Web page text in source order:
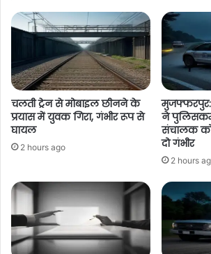
चलती ट्रेन से मोबाइल छीनने के
प्रयास में युवक गिरा, गंभीर रूप से
घायल
2 hours ago
मुजफ्फरपुर:
ने
संचालक को
दो गंभीर
2 hours